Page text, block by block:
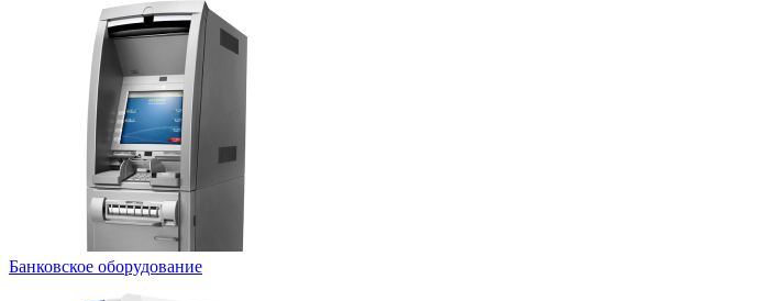
Банковское оборудование